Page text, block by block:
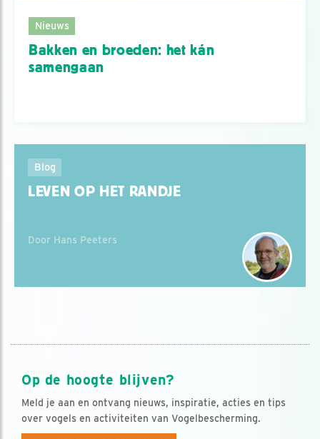
Nieuws
Bakken en broeden: het kán
samengaan
Blog
LEVEN OP HET RANDJE
Door Hans Peeters
Op de hoogte blijven?
Meld je aan en ontvang nieuws, inspiratie, acties en tips
over vogels en activiteiten van Vogelbescherming.